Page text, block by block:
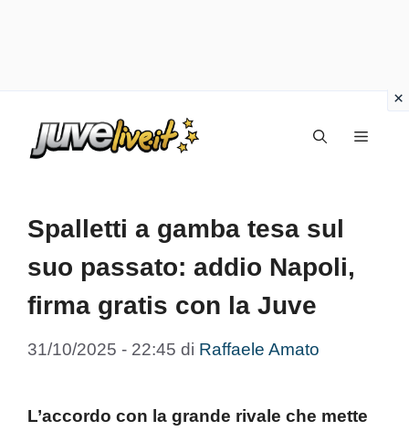
Menu
Spalletti a gamba tesa sul
suo passato: addio Napoli,
firma gratis con la Juve
31/10/2025 - 22:45 di Raffaele Amato
L’accordo con la grande rivale che mette